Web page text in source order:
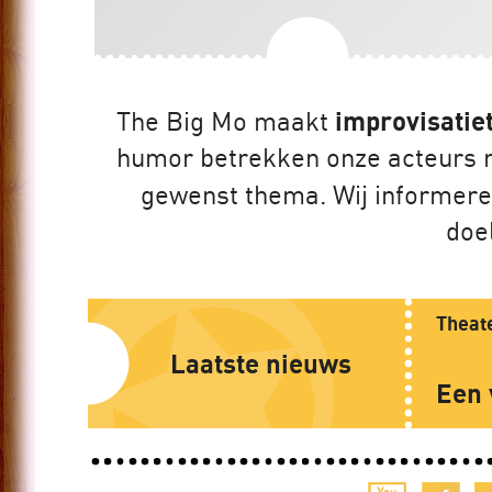
The Big Mo maakt
humor betrekken onze
gewenst thema. Wij
Laatste nieuws
Goede